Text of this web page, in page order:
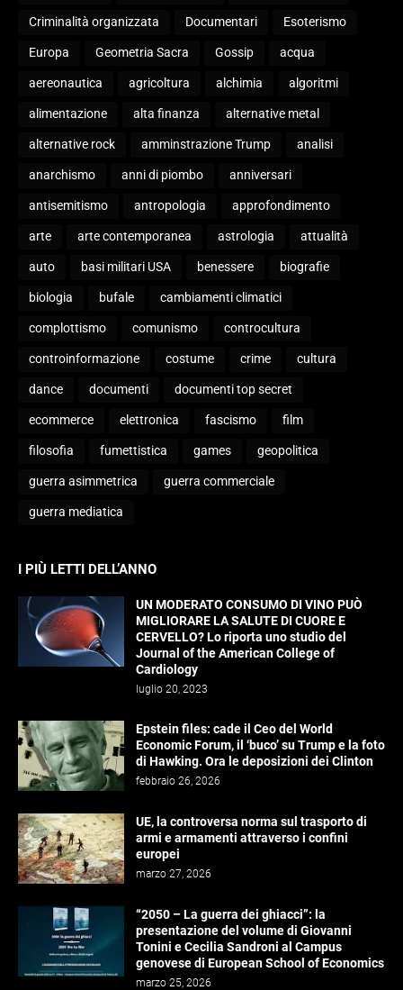
Criminalità organizzata Documentari Esoterismo
Europa Geometria Sacra Gossip acqua
aereonautica agricoltura alchimia algoritmi
alimentazione alta finanza alternative metal
alternative rock amminstrazione Trump analisi
anarchismo anni di piombo anniversari
antisemitismo antropologia approfondimento
arte arte contemporanea astrologia attualità
auto basi militari USA benessere biografie
biologia bufale cambiamenti climatici
complottismo comunismo controcultura
controinformazione costume crime cultura
dance documenti documenti top secret
ecommerce elettronica fascismo film
filosofia fumettistica games geopolitica
guerra asimmetrica guerra commerciale
guerra mediatica
I PIÙ LETTI DELL’ANNO
UN MODERATO CONSUMO DI VINO PUÒ
MIGLIORARE LA SALUTE DI CUORE E
CERVELLO? Lo riporta uno studio del
Journal of the American College of
Cardiology
luglio 20, 2023
Epstein files: cade il Ceo del World
Economic Forum, il ‘buco’ su Trump e la foto
di Hawking. Ora le deposizioni dei Clinton
febbraio 26, 2026
UE, la controversa norma sul trasporto di
armi e armamenti attraverso i confini
europei
marzo 27, 2026
“2050 – La guerra dei ghiacci”: la
presentazione del volume di Giovanni
Tonini e Cecilia Sandroni al Campus
genovese di European School of Economics
marzo 25, 2026